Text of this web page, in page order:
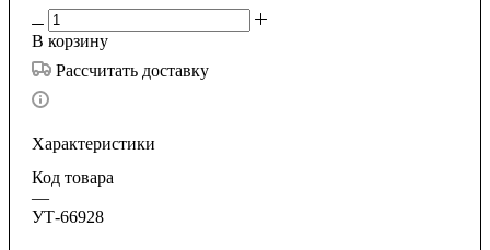
В корзину
Рассчитать доставку
Характеристики
Код товара
—
УТ-66928